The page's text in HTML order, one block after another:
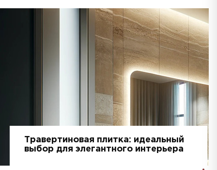
Травертиновая плитка: идеальный
выбор для элегантного интерьера